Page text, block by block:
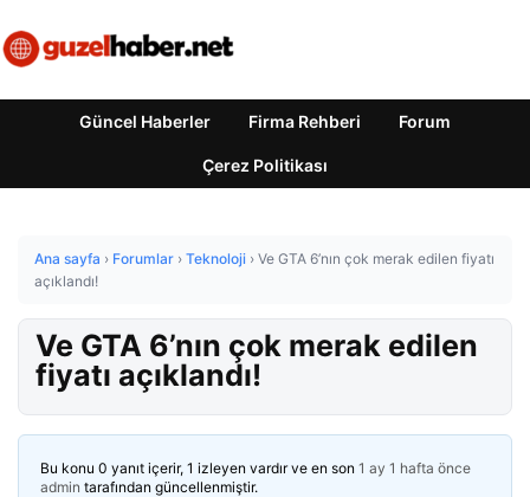
Güncel Haberler Firma Rehberi Forum
Çerez Politikası
Ana sayfa › Forumlar › Teknoloji › Ve GTA 6’nın çok merak edilen fiyatı
açıklandı!
Ve GTA 6’nın çok merak edilen
fiyatı açıklandı!
Bu konu 0 yanıt içerir, 1 izleyen vardır ve en son 1 ay 1 hafta önce
admin tarafından güncellenmiştir.